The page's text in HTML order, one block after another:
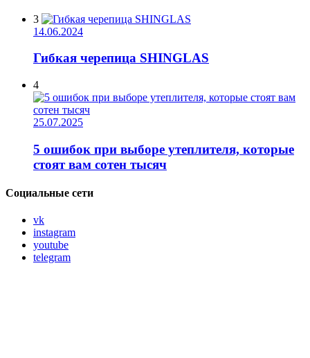
3
14.06.2024
Гибкая черепица SHINGLAS
4
25.07.2025
5 ошибок при выборе утеплителя, которые
стоят вам сотен тысяч
Социальные сети
vk
instagram
youtube
telegram